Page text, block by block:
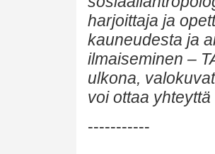
harjoittaja ja
kauneudesta ja
ilmaiseminen –
ulkona,
voi ottaa yhteyttä
-----------